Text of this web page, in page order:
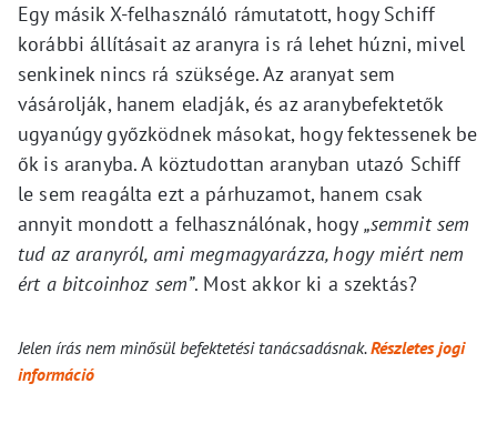
Egy másik X-felhasználó rámutatott, hogy Schiff
korábbi állításait az aranyra is rá lehet húzni, mivel
senkinek nincs rá szüksége. Az aranyat sem
vásárolják, hanem eladják, és az aranybefektetők
ugyanúgy győzködnek másokat, hogy fektessenek be
ők is aranyba. A köztudottan aranyban utazó Schiff
le sem reagálta ezt a párhuzamot, hanem csak
annyit mondott a felhasználónak, hogy „semmit sem
tud az aranyról, ami megmagyarázza, hogy miért nem
ért a bitcoinhoz sem”. Most akkor ki a szektás?
Jelen írás nem minősül befektetési tanácsadásnak.Részletes jogi
információ